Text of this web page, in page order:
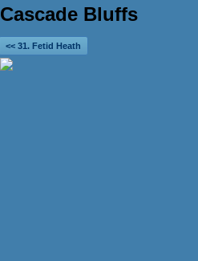
Cascade Bluffs
<< 31. Fetid Heath